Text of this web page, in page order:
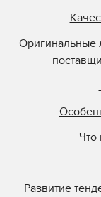
Оригинальные
Что
Развитие